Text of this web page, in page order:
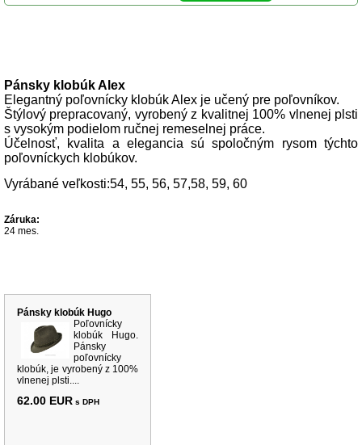
Pánsky klobúk Alex
Elegantný poľovnícky klobúk Alex je učený pre poľovníkov.
Štýlový prepracovaný, vyrobený z kvalitnej 100% vlnenej plsti
s vysokým podielom ručnej remeselnej práce.
Účelnosť, kvalita a elegancia sú spoločným rysom týchto
poľovníckych klobúkov.
Vyrábané veľkosti:54, 55, 56, 57,58, 59, 60
Záruka:
24 mes.
Pánsky klobúk Hugo
Poľovnícky
klobúk Hugo.
Pánsky
poľovnícky
klobúk, je vyrobený z 100%
vlnenej plsti....
62.00 EUR s DPH